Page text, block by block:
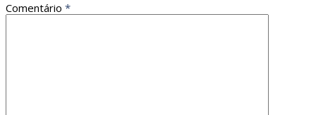
Comentário *